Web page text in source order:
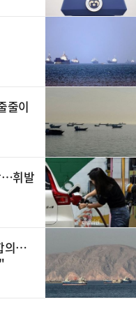
줄이
…휘발
의…